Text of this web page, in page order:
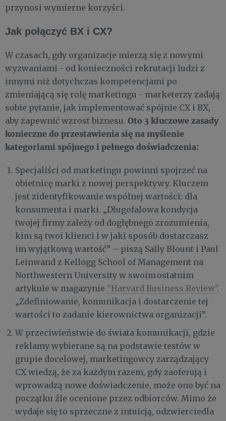
przynosi wymierne korzyści.
Jak połączyć BX i CX?
W czasach, gdy organizacje mierzą się z nowymi
wyzwaniami - od konieczności rekrutacji ludzi z
innymi niż dotychczas kompetencjami po
zmieniającą się rolę marketingu - marketerzy zadają
sobie pytanie, jak implementować spójnie CX i BX,
aby zapewnić wzrost biznesu. Oto 3 kluczowe zasady
konieczne do przestawienia się na myślenie
kategoriami spójnego i pełnego doświadczenia:
Specjaliści od marketingu powinni spojrzeć na
obietnicę marki z nowej perspektywy. Kluczem
jest zidentyfikowanie wspólnej wartości: dla
konsumenta i marki. „Długofalowa kondycja
twojej firmy zależy od dogłębnego zrozumienia,
kim są twoi klienci i w jaki sposób dostarczasz
im wyjątkową wartość” – piszą Sally Blount i Paul
Leinwand z Kellogg School of Management na
Northwestern University w swoim ostatnim
artykule w magazynie "Harvard Business Review".
„Zdefiniowanie, komunikacja i dostarczenie tej
wartości to zadanie kierownictwa organizacji”.
W przeciwieństwie do świata komunikacji, gdzie
reklamy wybierane są na podstawie testów w
grupie docelowej, marketingowcy zarządzający
CX wiedzą, że za każdym razem, gdy zaoferują i
wprowadzą nowe doświadczenie, może ono być na
początku źle ocenione przez odbiorców. Mimo że
wydaje się to sprzeczne z intuicją, odzwierciedla